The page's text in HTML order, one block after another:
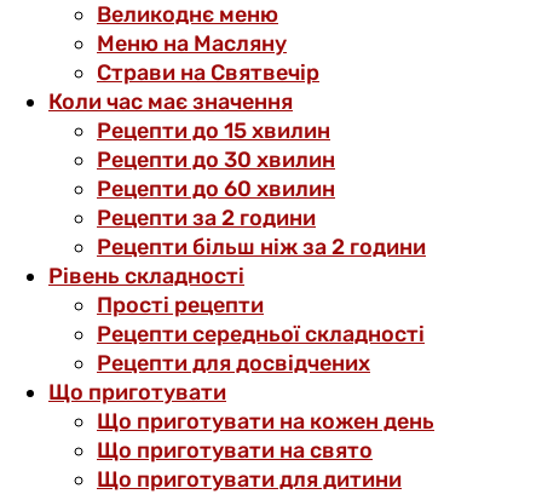
Великоднє меню
Меню на Масляну
Страви на Святвечір
Коли час має значення
Рецепти до 15 хвилин
Рецепти до 30 хвилин
Рецепти до 60 хвилин
Рецепти за 2 години
Рецепти більш ніж за 2 години
Рівень складності
Прості рецепти
Рецепти середньої складності
Рецепти для досвідчених
Що приготувати
Що приготувати на кожен день
Що приготувати на свято
Що приготувати для дитини